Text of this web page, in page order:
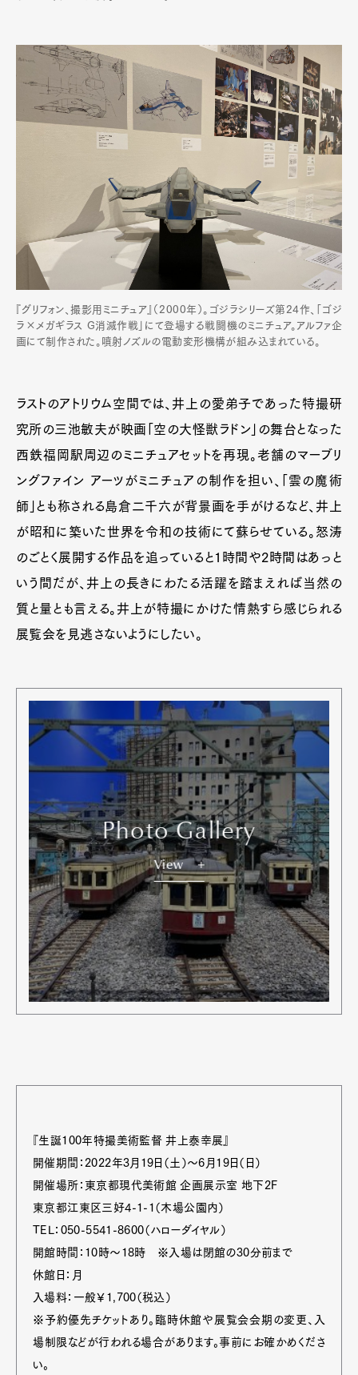
Art&Design WatchFashion
Product CultureLifestyle
Official Columnist
About
『グリフォン、撮影用ミニチュア』（2000年）。ゴジラシリーズ第24作、「ゴジ
ラ×メガギラス G消滅作戦」にて登場する戦闘機のミニチュア。アルファ企
画にて制作された。噴射ノズルの電動変形機構が組み込まれている。
ラストのアトリウム空間では、井上の愛弟子であった特撮研
究所の三池敏夫が映画「空の大怪獣ラドン」の舞台となった
西鉄福岡駅周辺のミニチュアセットを再現。老舗のマーブリ
ングファイン アーツがミニチュアの制作を担い、「雲の魔術
師」とも称される島倉二千六が背景画を手がけるなど、井上
が昭和に築いた世界を令和の技術にて蘇らせている。怒涛
のごとく展開する作品を追っていると1時間や2時間はあっと
いう間だが、井上の長きにわたる活躍を踏まえれば当然の
質と量とも言える。井上が特撮にかけた情熱すら感じられる
展覧会を見逃さないようにしたい。
Photo Gallery
View
『生誕100年特撮美術監督 井上泰幸展』
開催期間：2022年3月19日（土）〜6月19日（日）
開催場所：東京都現代美術館 企画展示室 地下2F
東京都江東区三好4-1-1（木場公園内）
TEL：050-5541-8600（ハローダイヤル）
開館時間：10時～18時 ※入場は閉館の30分前まで
休館日：月
入場料：一般￥1,700（税込）
※予約優先チケットあり。臨時休館や展覧会会期の変更、入
場制限などが行われる場合があります。事前にお確かめくださ
い。